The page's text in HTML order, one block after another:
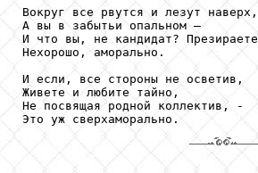
Вокруг все рвутся и лезут наверх,
А вы в забытьи опальном –
И что вы, не кандидат?
Нехорошо, аморально.
И если, все стороны не осветив,
Живете и любите тайно,
Не посвящая родной коллектив, -